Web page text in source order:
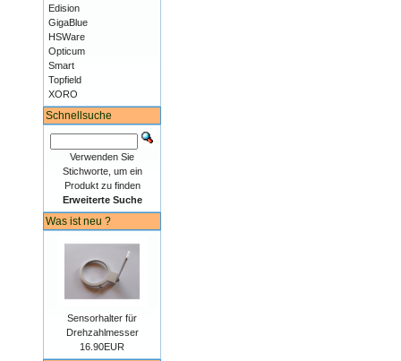
Edision
GigaBlue
HSWare
Opticum
Smart
Topfield
XORO
Schnellsuche
Verwenden Sie
Stichworte, um ein
Produkt zu finden
Erweiterte Suche
Was ist neu ?
Sensorhalter für
Drehzahlmesser
16.90EUR